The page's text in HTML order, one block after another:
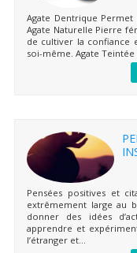
Agate Dentrique
Agate Naturelle Pierre
de cultiver la confiance
soi-même. Agate Teintée
Pensées positives et
extrêmement large au
donner des idées
apprendre et
l’étranger et...